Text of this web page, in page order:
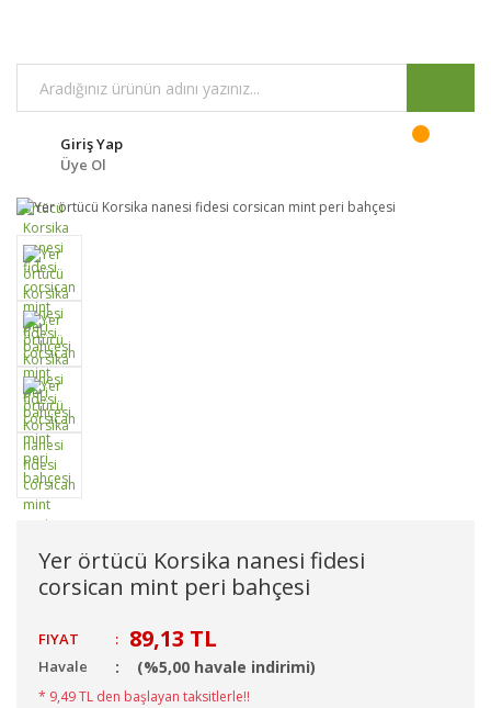
Giriş Yap
Üye Ol
Yer örtücü Korsika nanesi fidesi
corsican mint peri bahçesi
FIYAT : 89,13 TL
Havale (%5,00 havale indirimi)
* 9,49 TL den başlayan taksitlerle!!